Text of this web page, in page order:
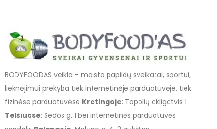
BODYFOODAS veikla – maisto papildų sveikatai, sportui,
lieknėjimui prekyba tiek internetinėje parduotuvėje, tiek
fizinėse parduotuvėse Kretingoje: Topolių akligatvis 1
Telšiuose: Sedos g. 1 bei internetinės parduotuvės